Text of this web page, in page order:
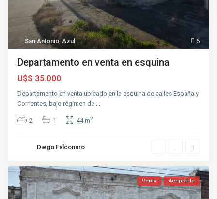
6
San Antonio, Azul
Departamento en venta en esquina
U$S 35.000
Departamento en venta ubicado en la esquina de calles España y
Corrientes, bajo régimen de
2 1 44 m2
Diego Falconaro
Venta Aceptable